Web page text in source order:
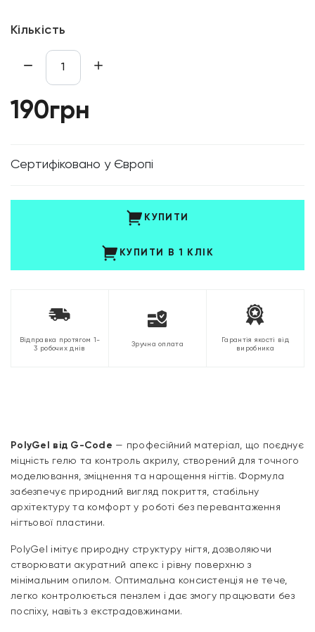
Кількість
190грн
Cертифіковано у Європі
КУПИТИ
КУПИТИ В 1 КЛІК
Відправка протягом 1-
3 робочих днів
Зручна оплата
Гарантія якості від
виробника
PolyGel від G-Code — професійний матеріал, що поєднує
міцність гелю та контроль акрилу, створений для точного
моделювання, зміцнення та нарощення нігтів. Формула
забезпечує природний вигляд покриття, стабільну
архітектуру та комфорт у роботі без перевантаження
нігтьової пластини.
PolyGel імітує природну структуру нігтя, дозволяючи
створювати акуратний апекс і рівну поверхню з
мінімальним опилом. Оптимальна консистенція не тече,
легко контролюється пензлем і дає змогу працювати без
поспіху, навіть з екстрадовжинами.